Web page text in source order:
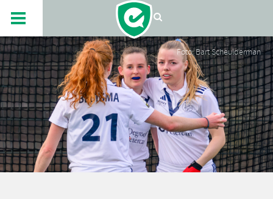
Foto: Bart Scheulderman